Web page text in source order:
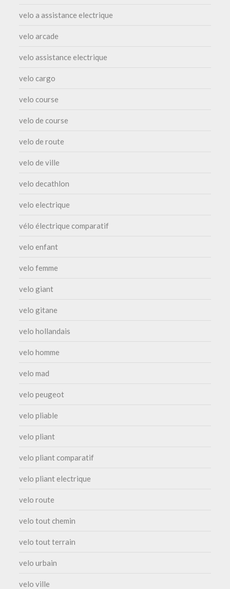
velo a assistance electrique
velo arcade
velo assistance electrique
velo cargo
velo course
velo de course
velo de route
velo de ville
velo decathlon
velo electrique
vélo électrique comparatif
velo enfant
velo femme
velo giant
velo gitane
velo hollandais
velo homme
velo mad
velo peugeot
velo pliable
velo pliant
velo pliant comparatif
velo pliant electrique
velo route
velo tout chemin
velo tout terrain
velo urbain
velo ville